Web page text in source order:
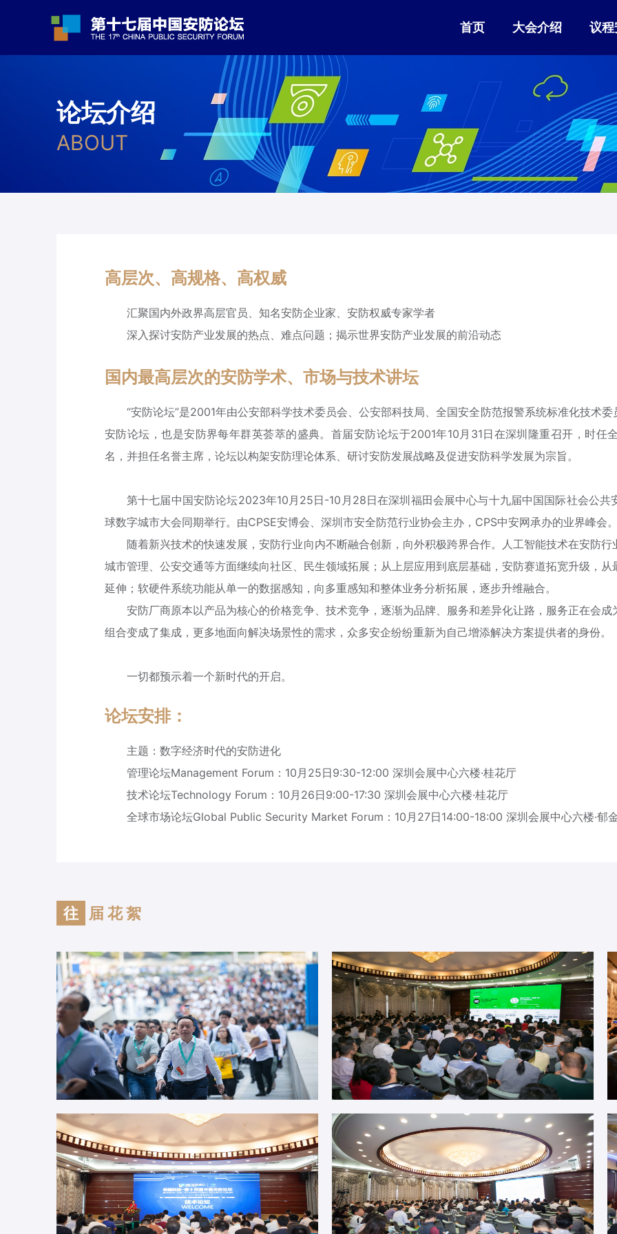
首页 大会介绍 议程
论坛介绍
ABOUT
高层次、高规格、高权威
汇聚国内外政界高层官员、知名安防企业家、安防权威专家学者
深入探讨安防产业发展的热点、难点问题；揭示世界安防产业发展的前沿动态
国内最高层次的安防学术、市场与技术讲坛
“安防论坛”是2001年由公安部科学技术委员会、公安部科技局、全国安全防范报警系统标准化技术
安防论坛，也是安防界每年群英荟萃的盛典。首届安防论坛于2001年10月31日在深圳隆重召开，时任
名，并担任名誉主席，论坛以构架安防理论体系、研讨安防发展战略及促进安防科学发展为宗旨。
第十七届中国安防论坛2023年10月25日-10月28日在深圳福田会展中心与十九届中国国际社会公共
球数字城市大会同期举行。由CPSE安博会、深圳市安全防范行业协会主办，CPS中安网承办的业界峰会
随着新兴技术的快速发展，安防行业向内不断融合创新，向外积极跨界合作。人工智能技术在安防
城市管理、公安交通等方面继续向社区、民生领域拓展；从上层应用到底层基础，安防赛道拓宽升级，
延伸；软硬件系统功能从单一的数据感知，向多重感知和整体业务分析拓展，逐步升维融合。
安防厂商原本以产品为核心的价格竞争、技术竞争，逐渐为品牌、服务和差异化让路，服务正在会
组合变成了集成，更多地面向解决场景性的需求，众多安企纷纷重新为自己增添解决方案提供者的身份。
一切都预示着一个新时代的开启。
论坛安排：
主题：数字经济时代的安防进化
管理论坛Management Forum：10月25日9:30-12:00 深圳会展中心六楼·桂花厅
技术论坛Technology Forum：10月26日9:00-17:30 深圳会展中心六楼·桂花厅
全球市场论坛Global Public Security Market Forum：10月27日14:00-18:00 深圳会展中心六楼·郁
往 届花絮